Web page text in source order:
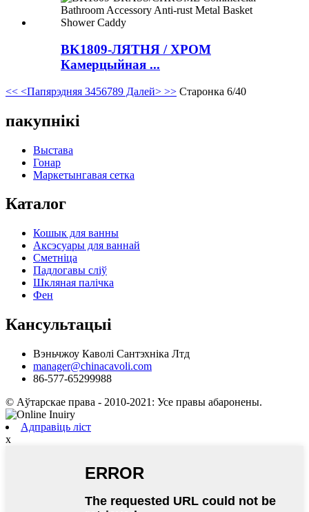
BK1809-ЛЯТНЯ / ХРОМ
Камерцыйная ...
<< <Папярэдняя 3456789 Далей> >> Старонка 6/40
пакупнікі
Выстава
Гонар
Маркетынгавая сетка
Каталог
Кошык для ванны
Аксэсуары для ваннай
Сметніца
Падлогавы сліў
Шкляная палічка
Фен
Кансультацыі
Вэньчжоу Каволі Сантэхніка Лтд
manager@chinacavoli.com
86-577-65299988
© Аўтарскае права - 2010-2021: Усе правы абаронены.
Адправіць ліст
x